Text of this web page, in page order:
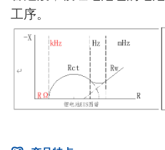
工序。